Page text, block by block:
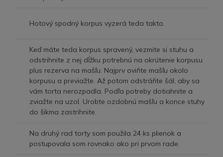
Hotový spodný korpus vyzerá teda takto.
Keď máte teda korpus spravený, vezmite si stuhu a
odstrihnite z nej dĺžku potrebnú na okrútenie korpusu
plus rezerva na mašľu. Najprv oviňte mašľu okolo
korpusu a previažte. Až potom odstráňte šál, aby sa
vám torta nerozpadla. Podľa potreby dotiahnite a
zviažte na uzol. Urobte ozdobnú mašľu a konce stuhy
do šikma zastrihnite.
Na druhý rad torty som použila 24 ks plienok a
postupovala som rovnako ako pri prvom rade.